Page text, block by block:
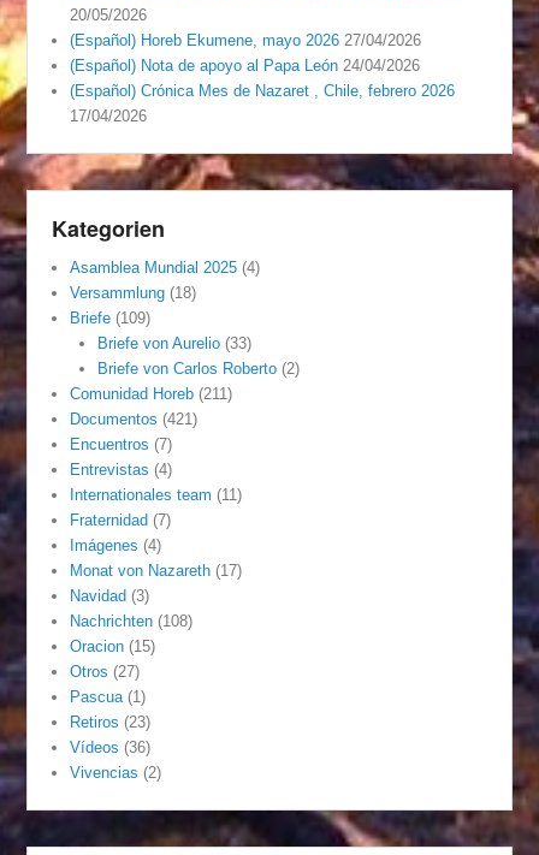
20/05/2026
(Español) Horeb Ekumene, mayo 2026 27/04/2026
(Español) Nota de apoyo al Papa León 24/04/2026
(Español) Crónica Mes de Nazaret , Chile, febrero 2026
17/04/2026
Kategorien
Asamblea Mundial 2025 (4)
Versammlung (18)
Briefe (109)
Briefe von Aurelio(33)
Briefe von Carlos Roberto(2)
Comunidad Horeb (211)
Documentos (421)
Encuentros (7)
Entrevistas (4)
Internationales team (11)
Fraternidad (7)
Imágenes (4)
Monat von Nazareth (17)
Navidad (3)
Nachrichten (108)
Oracion (15)
Otros (27)
Pascua (1)
Retiros (23)
Vídeos (36)
Vivencias (2)